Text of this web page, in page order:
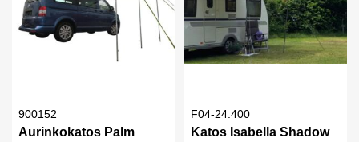
900152
Aurinkokatos Palm
F04-24.400
Katos Isabella Shadow